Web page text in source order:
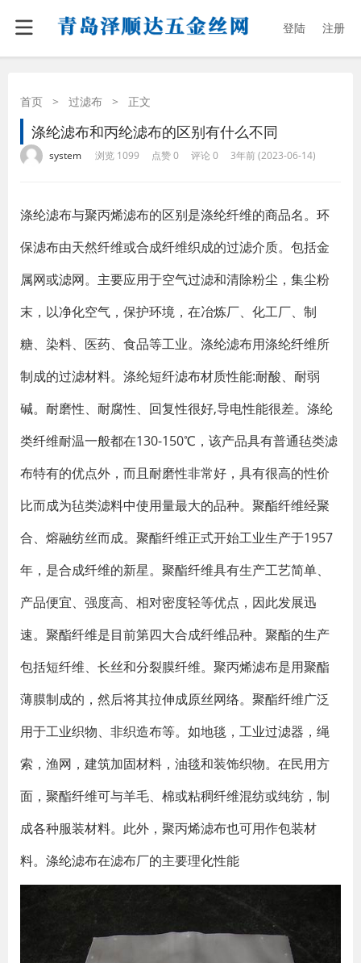
登陆 注册
首页 > 过滤布 > 正文
涤纶滤布和丙纶滤布的区别有什么不同
system 浏览 1099 点赞 0 评论 0 3年前 (2023-06-14)
涤纶滤布与聚丙烯滤布的区别是涤纶纤维的商品名。环
保滤布由天然纤维或合成纤维织成的过滤介质。包括金
属网或滤网。主要应用于空气过滤和清除粉尘，集尘粉
末，以净化空气，保护环境，在冶炼厂、化工厂、制
糖、染料、医药、食品等工业。涤纶滤布用涤纶纤维所
制成的过滤材料。涤纶短纤滤布材质性能:耐酸、耐弱
碱。耐磨性、耐腐性、回复性很好,导电性能很差。涤纶
类纤维耐温一般都在130-150℃，该产品具有普通毡类滤
布特有的优点外，而且耐磨性非常好，具有很高的性价
比而成为毡类滤料中使用量最大的品种。聚酯纤维经聚
合、熔融纺丝而成。聚酯纤维正式开始工业生产于1957
年，是合成纤维的新星。聚酯纤维具有生产工艺简单、
产品便宜、强度高、相对密度轻等优点，因此发展迅
速。聚酯纤维是目前第四大合成纤维品种。聚酯的生产
包括短纤维、长丝和分裂膜纤维。聚丙烯滤布是用聚酯
薄膜制成的，然后将其拉伸成原丝网络。聚酯纤维广泛
用于工业织物、非织造布等。如地毯，工业过滤器，绳
索，渔网，建筑加固材料，油毯和装饰织物。在民用方
面，聚酯纤维可与羊毛、棉或粘稠纤维混纺或纯纺，制
成各种服装材料。此外，聚丙烯滤布也可用作包装材
料。涤纶滤布在滤布厂的主要理化性能